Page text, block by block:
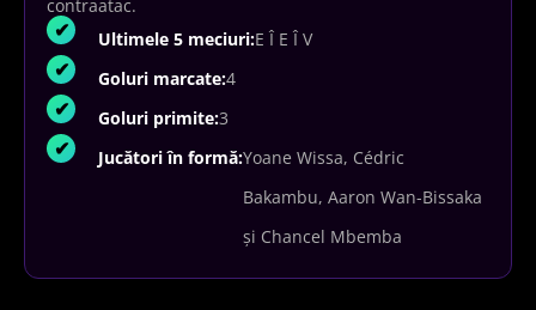
contraatac.
Ultimele 5 meciuri:E Î E Î V
Goluri marcate:4
Goluri primite:3
Jucători în formă:Yoane Wissa, Cédric
Bakambu, Aaron Wan-Bissaka
și Chancel Mbemba